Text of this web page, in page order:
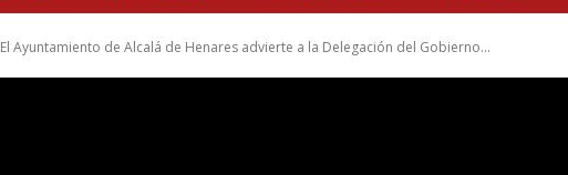
El Ayuntamiento de Alcalá de Henares advierte a la Delegación del Gobierno...